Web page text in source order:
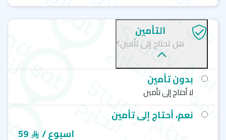
التأمين
هل تحتاج إلى تأمين؟
بدون تأمين
لا أحتاج إلى تأمين
نعم، أحتاج إلى تأمين
59
/ اسبوع